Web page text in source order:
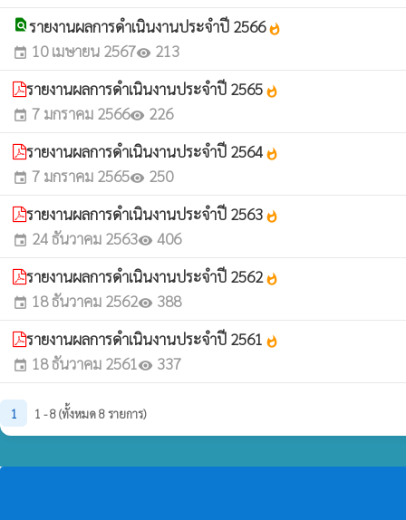
find_in_pageรายงานผลการดำเนินงานประจำปี 2566whatshot
event 10 เมษายน 2567visibility 213
รายงานผลการดำเนินงานประจำปี 2565 whatshot
event 7 มกราคม 2566visibility 226
รายงานผลการดำเนินงานประจำปี 2564 whatshot
event 7 มกราคม 2565visibility 250
รายงานผลการดำเนินงานประจำปี 2563 whatshot
event 24 ธันวาคม 2563visibility 406
รายงานผลการดำเนินงานประจำปี 2562whatshot
event 18 ธันวาคม 2562visibility 388
รายงานผลการดำเนินงานประจำปี 2561 whatshot
event 18 ธันวาคม 2561visibility 337
1 1 - 8 (ทั้งหมด 8 รายการ)